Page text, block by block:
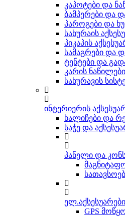
კაპოტები და
ბამპერები და
პაროგები და
სახურაის
პიკაპის
სამაგრები და
ტენტები და
კარის ნაწილები
სახურავის
ინტერიერის
ხალიჩები და
საჭე და
პანელი და
ელ.აქსესუარები
GPS